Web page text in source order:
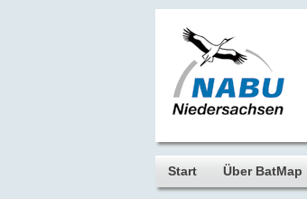
Start Über BatMap